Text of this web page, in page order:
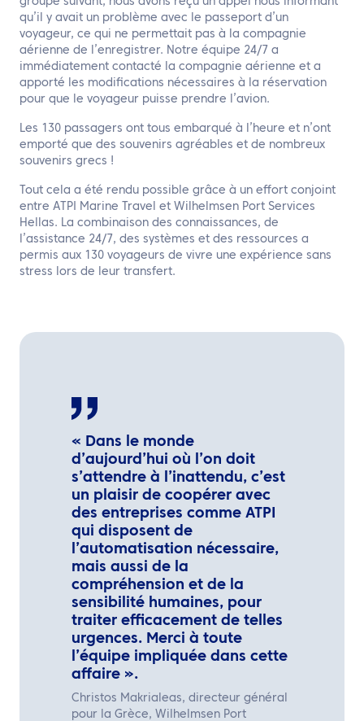
qu’il y avait un problème avec le passeport d’un
voyageur, ce qui ne permettait pas à la compagnie
aérienne de l’enregistrer. Notre équipe 24/7 a
immédiatement contacté la compagnie aérienne et a
apporté les modifications nécessaires à la réservation
pour que le voyageur puisse prendre l’avion.
Les 130 passagers ont tous embarqué à l’heure et n’ont
emporté que des souvenirs agréables et de nombreux
souvenirs grecs !
Tout cela a été rendu possible grâce à un effort conjoint
entre ATPI Marine Travel et Wilhelmsen Port Services
Hellas. La combinaison des connaissances, de
l’assistance 24/7, des systèmes et des ressources a
permis aux 130 voyageurs de vivre une expérience sans
stress lors de leur transfert.
« Dans le monde
d’aujourd’hui où l’on doit
s’attendre à l’inattendu, c’est
un plaisir de coopérer avec
des entreprises comme ATPI
qui disposent de
l’automatisation nécessaire,
mais aussi de la
compréhension et de la
sensibilité humaines, pour
traiter efficacement de telles
urgences. Merci à toute
l’équipe impliquée dans cette
affaire ».
Christos Makrialeas, directeur général
pour la Grèce, Wilhelmsen Port